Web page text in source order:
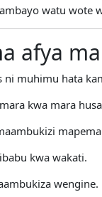
watu wote
afya
ni muhimu hata
kwa mara
kwa wakati.
wengine.